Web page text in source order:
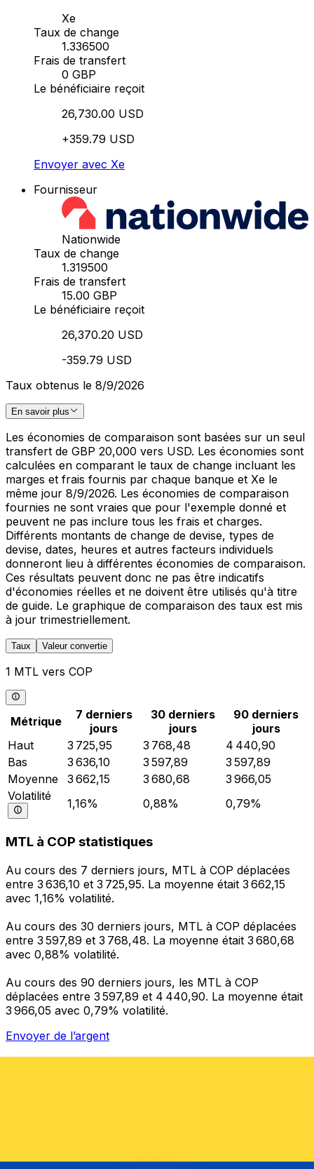
Xe
Taux de change
1.336500
Frais de transfert
0 GBP
Le bénéficiaire reçoit
26,730.00 USD
+359.79 USD
Envoyer avec Xe
Fournisseur
Nationwide
Taux de change
1.319500
Frais de transfert
15.00 GBP
Le bénéficiaire reçoit
26,370.20 USD
-359.79 USD
Taux obtenus le 8/9/2026
En savoir plus
Les économies de comparaison sont basées sur un seul
transfert de GBP 20,000 vers USD. Les économies sont
calculées en comparant le taux de change incluant les
marges et frais fournis par chaque banque et Xe le
même jour 8/9/2026. Les économies de comparaison
fournies ne sont vraies que pour l'exemple donné et
peuvent ne pas inclure tous les frais et charges.
Différents montants de change de devise, types de
devise, dates, heures et autres facteurs individuels
donneront lieu à différentes économies de comparaison.
Ces résultats peuvent donc ne pas être indicatifs
d'économies réelles et ne doivent être utilisés qu'à titre
de guide. Le graphique de comparaison des taux est mis
à jour trimestriellement.
Taux Valeur convertie
1 MTL vers COP
Métrique
7 derniers
jours
30 derniers
jours
90 derniers
jours
Haut
3 725,95 3 768,48
4 440,90
Bas
3 636,10 3 597,89
3 597,89
Moyenne
3 662,15 3 680,68
3 966,05
Volatilité
1,16% 0,88% 0,79%
MTL à COP statistiques
Au cours des 7 derniers jours, MTL à COP déplacées
entre 3 636,10 et 3 725,95. La moyenne était 3 662,15
avec 1,16% volatilité.
Au cours des 30 derniers jours, MTL à COP déplacées
entre 3 597,89 et 3 768,48. La moyenne était 3 680,68
avec 0,88% volatilité.
Au cours des 90 derniers jours, les MTL à COP
déplacées entre 3 597,89 et 4 440,90. La moyenne était
3 966,05 avec 0,79% volatilité.
Envoyer de l’argent
l'argent à l'étranger sans frais cachés. Téléchargez